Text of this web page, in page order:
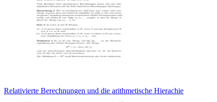
Relativierte Berechnungen und die arithmetische Hierachie